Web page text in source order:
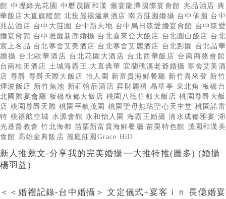
館中壢綠光花園 中壢茂園和漢儷宴龍潭國際宴會館 兆品酒店典
華飯店大直旗艦館北投麗禧溫泉酒店南方莊園婚攝 台中僑園 台中
兆品酒店 台中大莊園 台中新天地 台中烏日臻愛婚宴會館 台中臻愛
婚宴會館 台中雅園新潮婚攝 台北喜來登大飯店 台北圓山飯店 台北
宸上名品 台北寒舍艾美酒店 台北寒舍艾麗酒店 台北彭園 台北晶華
婚攝 台北歐華酒店 台北花園大酒店 台北西華飯店 台南商務會館
台南桂田酒店 土城海霸王 大直典華宜蘭礁溪老爺婚攝 寒舍艾美酒
店 尊爵 尊爵天際大飯店怡人園 新富貴海鮮餐廳 新竹喜來登 新竹
煙波飯店 新竹魚池 新莊翰品酒店昇財麗禧晶華亭 東北角板橋台
北國際宴會廳 板橋馥都大飯店桃園八德住都大飯店桃園尊爵大飯
店 桃園尊爵天際桃園平鎮茂園 桃園聖母無玷聖心天主堂 桃園諾富
特 桃禧航空城 水源會館 永和怡人園 海霸王婚攝清水成都雅宴 湖
光基督教會竹北海都 苗栗新富貴海鮮餐廳苗栗特色館 茂園和漢美
食館 高雄金典飯店 麗庭莊園Grace Hill
新人推薦文-分享我的完美婚攝~~大推特推(圖多) (婚攝
楊羽益)
＜＜婚禮記錄-台中婚攝＞ 文定儀式+宴客ｉｎ 長億婚宴